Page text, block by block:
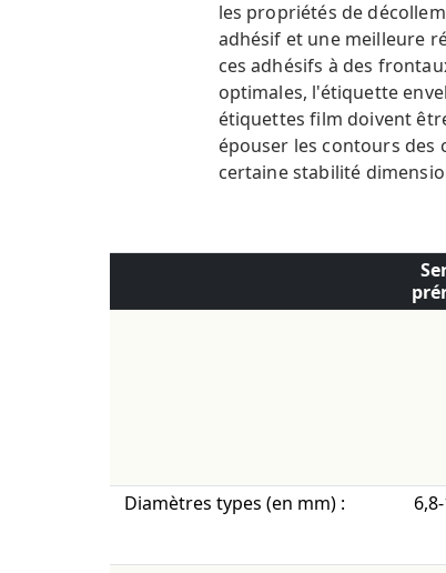
les propriétés de
adhésif et une meilleure
ces adhésifs à des
optimales, l'étiquette
étiquettes film doivent
épouser les contours
certaine stabilité
Diamètres types (en mm) :